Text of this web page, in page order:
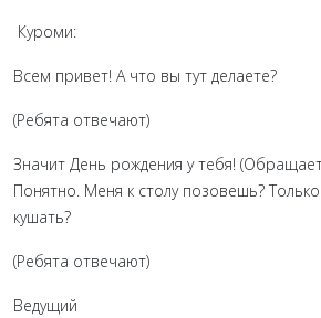
Куроми:
Всем привет! А что вы тут делаете?
(Ребята отвечают)
Значит День рождения у тебя!
Понятно. Меня к столу позовешь?
кушать?
(Ребята отвечают)
Ведущий